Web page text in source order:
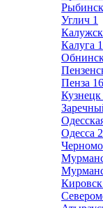
Рыбинск
Углич 1
Калуга
Пенза 16
Кузнецк
Одесса
Кировск